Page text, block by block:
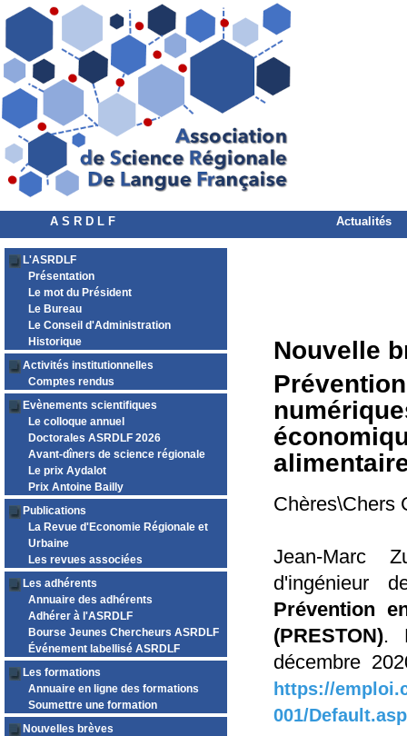
A S R D L F Actualités
L'ASRDLF
Présentation
Le mot du Président
Le Bureau
Le Conseil d'Administration
Historique
Activités institutionnelles
Comptes rendus
Evènements scientifiques
Le colloque annuel
Doctorales ASRDLF 2026
Avant-dîners de science régionale
Le prix Aydalot
Prix Antoine Bailly
Publications
La Revue d'Economie Régionale et
Urbaine
Les revues associées
Les adhérents
Annuaire des adhérents
Adhérer à l'ASRDLF
Bourse Jeunes Chercheurs ASRDLF
Événement labellisé ASRDLF
Les formations
Annuaire en ligne des formations
Soumettre une formation
Nouvelles brèves
Nouvelle
Chères\Chers
Jean-Marc
d'ingénieur
Prévention
(PRESTON).
décembre
https://
001/